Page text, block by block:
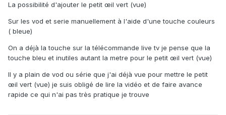
La possibilité d'ajouter le petit œil vert (vue)
Sur les vod et serie manuellement à l'aide d'une touche couleurs
( bleue)
On a déjà la touche sur la télécommande live tv je pense que la
touche bleu et inutiles autant la metre pour le petit œil vert (vue)
Il y a plain de vod ou série que j'ai déjà vue pour mettre le petit
œil vert (vue) je suis obligé de lire la vidéo et de faire avance
rapide ce qui n'ai pas très pratique je trouve